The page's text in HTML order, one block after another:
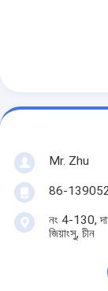
Mr. Zhu
86-
নং 4-130,
জিয়াংসু, চীন